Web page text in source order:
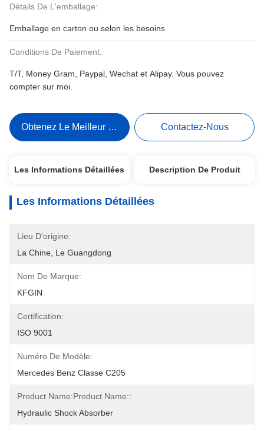
Détails De L'emballage:
Emballage en carton ou selon les besoins
Conditions De Paiement:
T/T, Money Gram, Paypal, Wechat et Alipay. Vous pouvez
compter sur moi.
Obtenez Le Meilleur Prix Contactez-Nous
Les Informations Détaillées Description De Produit
Les Informations Détaillées
Lieu D'origine:
La Chine, Le Guangdong
Nom De Marque:
KFGIN
Certification:
ISO 9001
Numéro De Modèle:
Mercedes Benz Classe C205
Product Name:Product Name::
Hydraulic Shock Absorber